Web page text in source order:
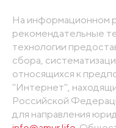
На информационном
рекомендательные
технологии
сбора,
относящихся к
"Интернет",
Российской
для направления